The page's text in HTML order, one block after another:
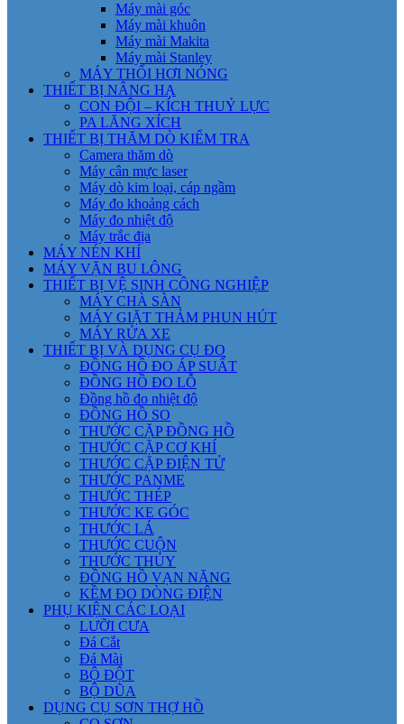
Máy mài góc
Máy mài khuôn
Máy mài Makita
Máy mài Stanley
MÁY THỔI HƠI NÓNG
THIẾT BỊ NÂNG HẠ
CON ĐỘI – KÍCH THUỶ LỰC
PA LĂNG XÍCH
THIẾT BỊ THĂM DÒ KIỂM TRA
Camera thăm dò
Máy cân mực laser
Máy dò kim loại, cáp ngầm
Máy đo khoảng cách
Máy đo nhiệt độ
Máy trắc địa
MÁY NÉN KHÍ
MÁY VẶN BU LÔNG
THIẾT BỊ VỆ SINH CÔNG NGHIỆP
MÁY CHÀ SÀN
MÁY GIẶT THẢM PHUN HÚT
MÁY RỬA XE
THIẾT BỊ VÀ DỤNG CỤ ĐO
ĐỒNG HỒ ĐO ÁP SUẤT
ĐỒNG HỒ ĐO LỖ
Đồng hồ đo nhiệt độ
ĐỒNG HỒ SO
THƯỚC CẶP ĐỒNG HỒ
THƯỚC CẶP CƠ KHÍ
THƯỚC CẶP ĐIỆN TỬ
THƯỚC PANME
THƯỚC THÉP
THƯỚC KE GÓC
THƯỚC LÁ
THƯỚC CUỘN
THƯỚC THỦY
ĐỒNG HỒ VẠN NĂNG
KỀM ĐO DÒNG ĐIỆN
PHỤ KIỆN CÁC LOẠI
LƯỠI CƯA
Đá Cắt
Đá Mài
BỘ ĐỘT
BỘ DŨA
DỤNG CỤ SƠN THỢ HỒ